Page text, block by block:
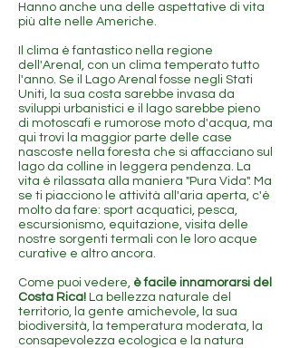
Hanno anche una delle aspettative di vita
più alte nelle Americhe.
Il clima è fantastico nella regione
dell'Arenal, con un clima temperato tutto
l'anno. Se il Lago Arenal fosse negli Stati
Uniti, la sua costa sarebbe invasa da
sviluppi urbanistici e il lago sarebbe pieno
di motoscafi e rumorose moto d'acqua, ma
qui trovi la maggior parte delle case
nascoste nella foresta che si affacciano sul
lago da colline in leggera pendenza. La
vita è rilassata alla maniera "Pura Vida". Ma
se ti piacciono le attività all'aria aperta, c'è
molto da fare: sport acquatici, pesca,
escursionismo, equitazione, visita delle
nostre sorgenti termali con le loro acque
curative e altro ancora.
Come puoi vedere, è facile innamorarsi del
Costa Rica! La bellezza naturale del
territorio, la gente amichevole, la sua
biodiversità, la temperatura moderata, la
consapevolezza ecologica e la natura